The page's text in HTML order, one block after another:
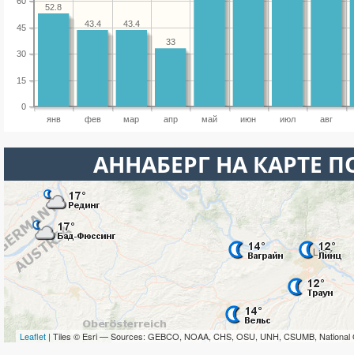
янв фев мар апр май июн июл авг
0
15
30
45
33
43.4
43.4
52.8
АННАБЕРГ НА КАРТЕ
Leaflet | Tiles © Esri — Sources: GEBCO, NOAA, CHS, OSU, UNH, CSUMB, National